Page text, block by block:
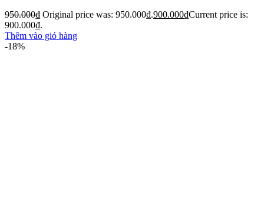
950.000₫ Original price was: 950.000₫.900.000₫Current price is:
900.000₫.
Thêm vào giỏ hàng
-18%